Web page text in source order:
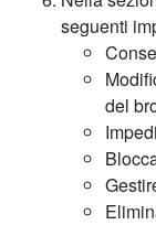
seguenti
del